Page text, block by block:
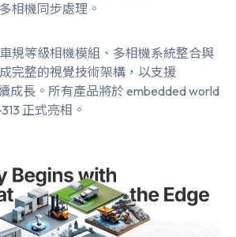
相機同步處理。
規等級相機模組、多相機系統整合與
完整的視覺技術架構，以支援
成長。所有產品將於 embedded world
正式亮相。